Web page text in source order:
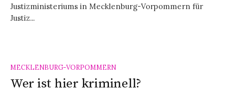
Justizministeriums in Mecklenburg-Vorpommern für
Justiz...
MECKLENBURG-VORPOMMERN
Wer ist hier kriminell?